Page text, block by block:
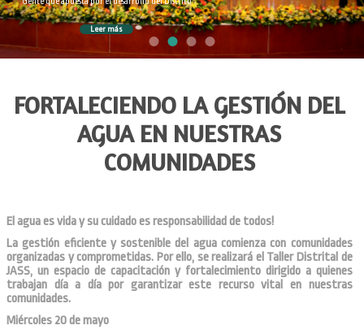
Leer más
FORTALECIENDO LA GESTIÓN DEL
AGUA EN NUESTRAS
COMUNIDADES
El agua es vida y su cuidado es responsabilidad de todos!
La gestión eficiente y sostenible del agua comienza con comunidades
organizadas y comprometidas. Por ello, se realizará el Taller Distrital de
JASS, un espacio de capacitación y fortalecimiento dirigido a quienes
trabajan día a día por garantizar este recurso vital en nuestras
comunidades.
Miércoles 20 de mayo